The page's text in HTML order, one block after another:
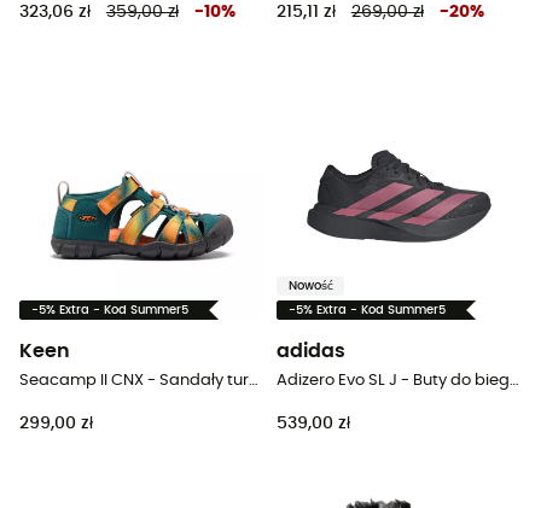
323,06 zł 359,00 zł -10% 215,11 zł 269,00 zł -20%
-5% Extra - Kod Summer5
Keen
Seacamp II CNX - Sandały turystyczne dziecięce
299,00 zł
Nowość
-5% Extra - Kod Summer5
adidas
Adizero Evo SL J - Buty do biegania dla dzieci
539,00 zł